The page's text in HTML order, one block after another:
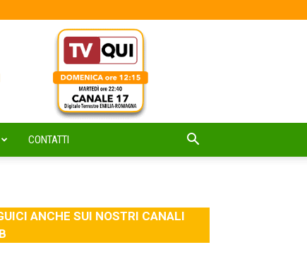
CONTATTI
ANCHE SUI NOSTRI CANALI